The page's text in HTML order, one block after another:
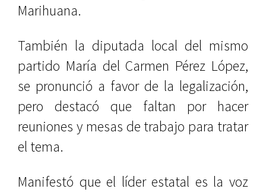
Marihuana.
También la diputada local del mismo
partido María del Carmen Pérez López,
se pronunció a favor de la legalización,
pero destacó que faltan por hacer
reuniones y mesas de trabajo para tratar
el tema.
Manifestó que el líder estatal es la voz